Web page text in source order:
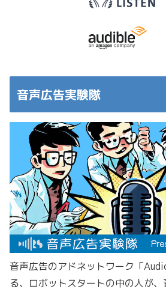
音声広告実験隊
音声広告のアドネットワーク「
る、ロボットスタートの中の人が